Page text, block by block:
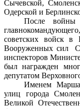
Сычевской,
Одерской и
После войны
советских войск в
Вооруженных сил
инспекторов
был награжден
депутатом
Именем
улиц города
Великой